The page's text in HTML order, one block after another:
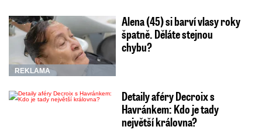
REKLAMA
Alena (45) si barví vlasy roky
špatně. Děláte stejnou
chybu?
Detaily aféry Decroix s
Havránkem: Kdo je tady
největší královna?